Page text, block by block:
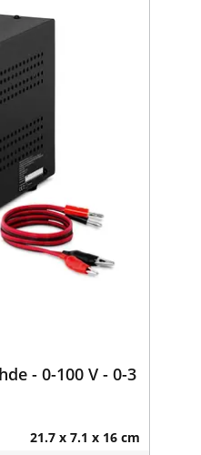
- 0-100 V - 0-3
21.7 x 7.1 x 16 cm